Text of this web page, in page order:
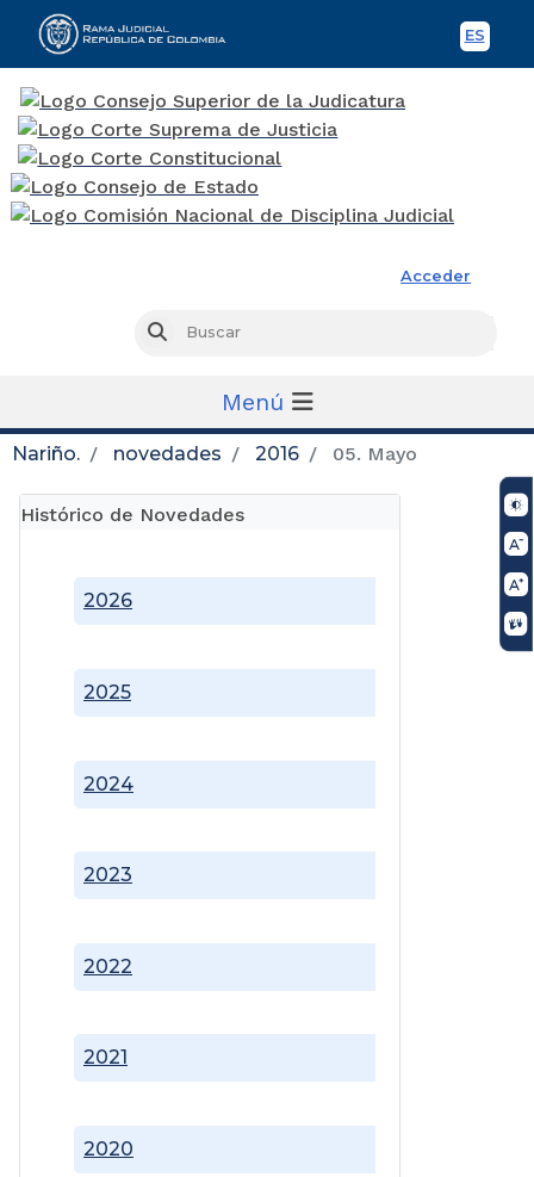
ES
Acceder
Buscar
Menú
Nariño. novedades 2016 05. Mayo
Histórico de Novedades
2020
2021
2022
2023
2024
2025
2026